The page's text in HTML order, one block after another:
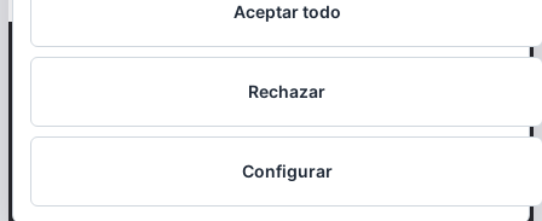
Correr en La Rioja
Otro proyecto deMiRioja
Aceptar todo
Rechazar
Configurar